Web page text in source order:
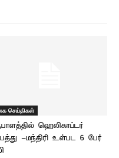
செய்திகள்
ஹெலிகாப்டர்
-மந்திரி உள்பட 6 பேர்